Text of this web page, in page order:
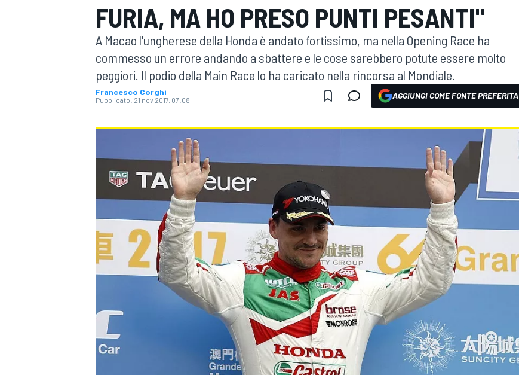
MOTOGP WEC
FURIA, MA HO PRESO PUNTI PESANTI"
A Macao l'ungherese della Honda è andato fortissimo, ma nella Opening Race ha
commesso un errore andando a sbattere e le cose sarebbero potute essere molto
peggiori. Il podio della Main Race lo ha caricato nella rincorsa al Mondiale.
Francesco Corghi
Pubblicato: 21 nov 2017, 07:08 AGGIUNGI COME FONTE PREFERITA